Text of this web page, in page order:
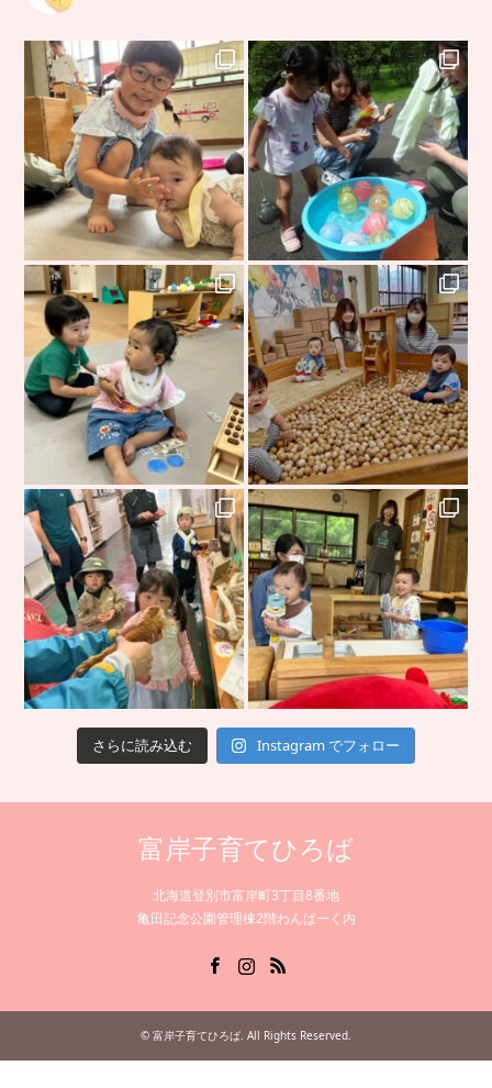
さらに読み込む Instagram でフォロー
富岸子育てひろば
北海道登別市富岸町3丁目8番地
亀田記念公園管理棟2階わんぱーく内
© 富岸子育てひろば . All Rights Reserved.